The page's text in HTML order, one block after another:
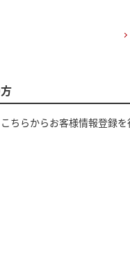
ちらからお客様情報登録